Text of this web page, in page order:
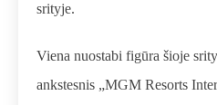
srityje.
Viena nuostabi figūra šioje
ankstesnis „MGM Resorts